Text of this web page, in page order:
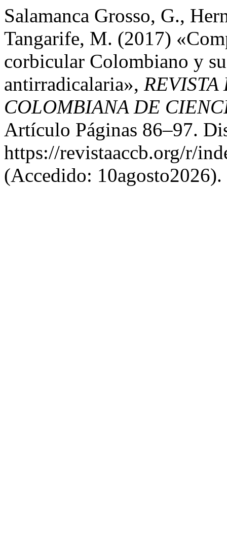
Salamanca Grosso, G.,
Tangarife, M. (2017)
corbicular Colombiano y
antirradicalaria»,
COLOMBIANA DE
Artículo Páginas 86–97.
https://revistaaccb.org/r/
(Accedido: 10agosto2026).